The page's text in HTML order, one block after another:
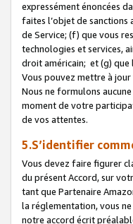
expressément énoncées
faites l’objet de sanctions
de Service; (f) que vous
technologies et services,
droit américain; et (g) que
Vous pouvez mettre à
Nous ne formulons
moment de votre
de vos attentes.
5.S’identifier
Vous devez faire figurer
du présent Accord, sur
tant que Partenaire
la réglementation, vous
notre accord écrit